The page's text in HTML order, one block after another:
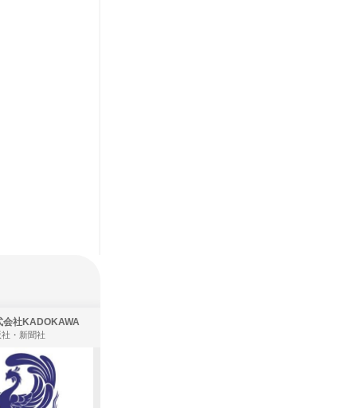
会社KADOKAWA
・新聞社